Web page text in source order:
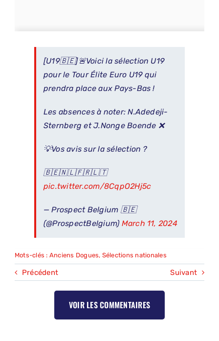
[U19🇧🇪]🚨Voici la sélection U19
pour le Tour Élite Euro U19 qui
prendra place aux Pays-Bas !
Les absences à noter: N.Adedeji-
Sternberg et J.Nonge Boende ❌
💡Vos avis sur la sélection ?
🇧🇪🇳🇱🇫🇷🇱🇹
pic.twitter.com/8CqpO2Hj5c
— Prospect Belgium 🇧🇪
(@ProspectBelgium) March 11, 2024
Mots-clés : Anciens Dogues, Sélections nationales
Précédent Suivant
VOIR LES COMMENTAIRES